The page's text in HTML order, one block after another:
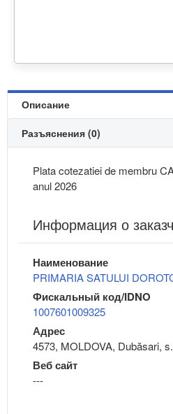
Описание
Разъяснения (0)
Plata cotezatiei de membru
anul 2026
Информация о
Наименование
PRIMARIA SATULUI
Фискальный код/IDNO
1007601009325
Адрес
4573, MOLDOVA, Dubăsari,
Веб сайт
---